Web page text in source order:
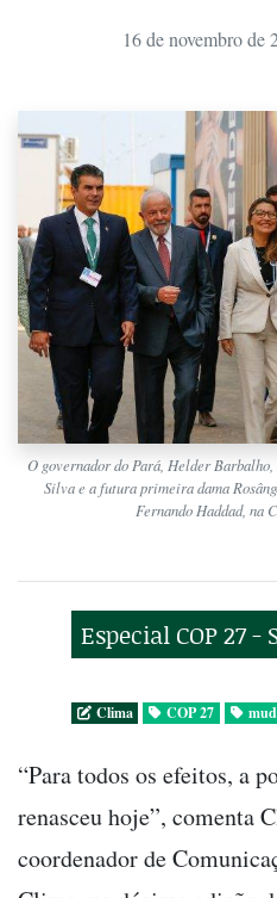
16 de novembro de
O governador do Pará, Helder
Silva e a futura primeira dama
Fernando Haddad, na
Especial COP 27
Clima COP 27
“Para todos os efeitos, a
renasceu hoje”, comenta
coordenador de